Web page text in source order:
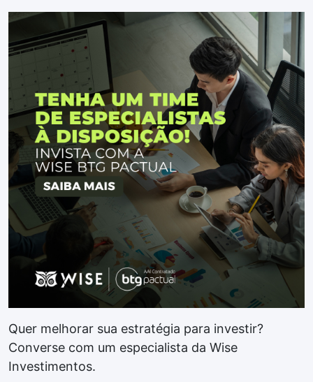
Quer melhorar sua estratégia para investir?
Converse com um especialista da Wise
Investimentos.